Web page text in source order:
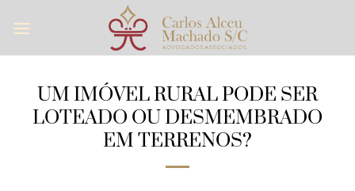
UM IMÓVEL RURAL PODE SER
LOTEADO OU DESMEMBRADO
EM TERRENOS?